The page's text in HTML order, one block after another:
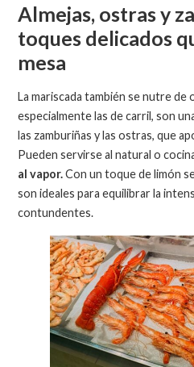
Almejas, ostras y
toques delicados
mesa
La mariscada también se nutre de
especialmente las de carril, son
las zamburiñas y las ostras, que
Pueden servirse al natural o
al vapor.Con un toque de limón
son ideales para equilibrar la
contundentes.